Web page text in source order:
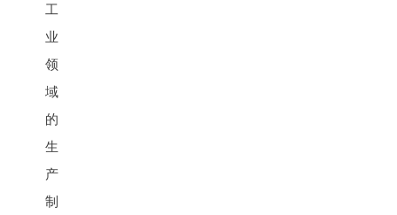
工
业
领
域
的
生
产
制